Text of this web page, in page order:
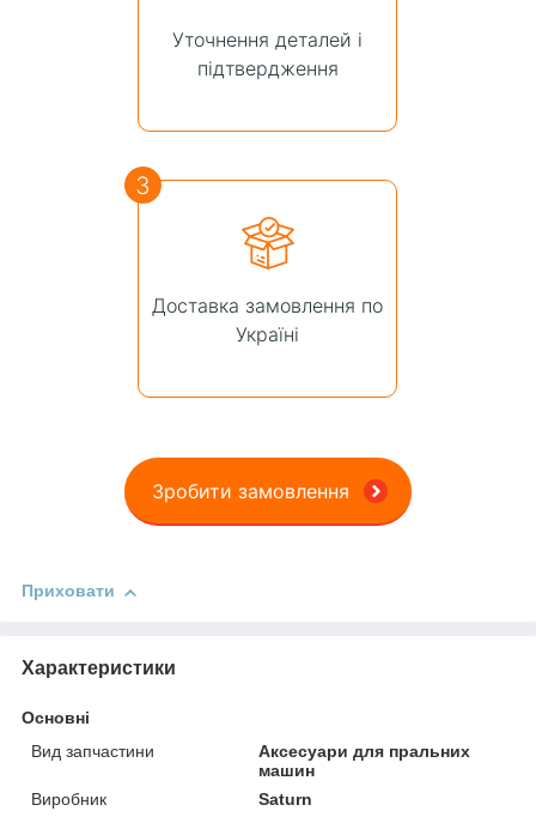
Уточнення деталей і
підтвердження
3
Доставка замовлення по
Україні
Зробити замовлення
Приховати
Характеристики
Основні
Вид запчастини
Аксесуари для пральних
машин
Виробник
Saturn